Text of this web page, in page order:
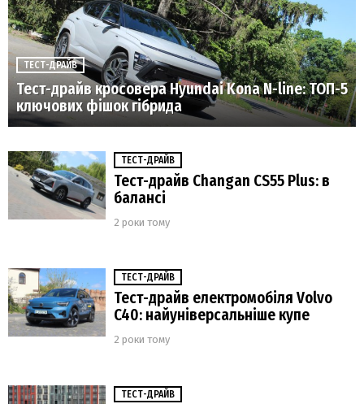
ТЕСТ-ДРАЙВ
Тест-драйв кросовера Hyundai Kona N-line: ТОП-5
ключових фішок гібрида
ТЕСТ-ДРАЙВ
Тест-драйв Changan CS55 Plus: в
балансі
2 роки тому
ТЕСТ-ДРАЙВ
Тест-драйв електромобіля Volvo
C40: найуніверсальніше купе
2 роки тому
ТЕСТ-ДРАЙВ